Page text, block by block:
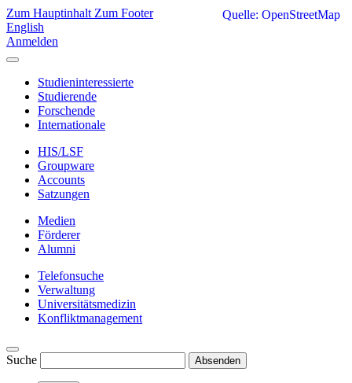
Zum Hauptinhalt Zum Footer
English
Anmelden
Studieninteressierte
Studierende
Forschende
Internationale
HIS/LSF
Groupware
Accounts
Satzungen
Medien
Förderer
Alumni
Telefonsuche
Verwaltung
Universitätsmedizin
Konfliktmanagement
Suche Absenden
Quelle: OpenStreetMap